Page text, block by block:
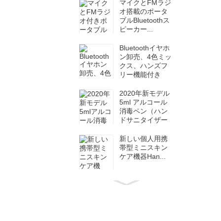
マイクとFMラジ
オ搭載のポータ
ブルBluetoothス
ピーカー...
Bluetoothイヤホ
ン卸売、4色ミッ
クス、ハンズフ
リー機能付き
2020年新モデル
5ml アルコール
消毒ペン（ハン
ドサニタイザー
新しい個人用携
帯型ミニスキン
ケア機器Han...
業務用 透明RTV